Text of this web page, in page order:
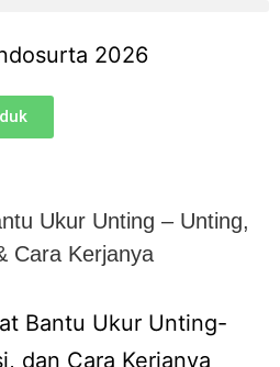
Ukur Unting – Unting,
Cara Kerjanya